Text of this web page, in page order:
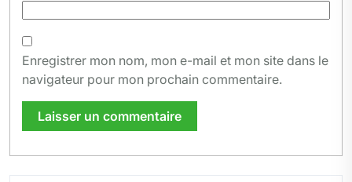
Enregistrer mon nom, mon e-mail et mon site dans le
navigateur pour mon prochain commentaire.